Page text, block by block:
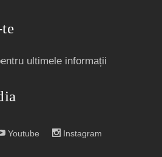
ultimele informații
Youtube Instagram